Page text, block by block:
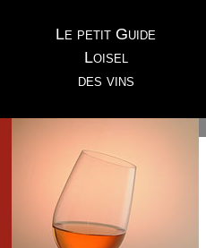
Le petit Guide
Loisel
des vins